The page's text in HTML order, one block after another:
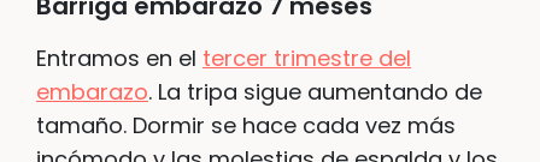
Entramos en el tercer trimestre del
embarazo. La tripa sigue aumentando de
tamaño. Dormir se hace cada vez más